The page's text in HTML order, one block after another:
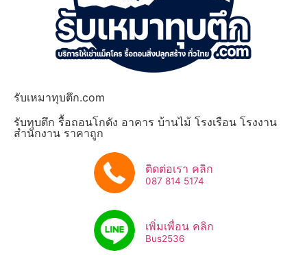
รับเหมาทุบตึก.com
รับทุบตึก รื้อถอนโกดัง อาคาร บ้านไม้ โรงเรือน โรงงาน
สำนักงาน ราคาถูก
ติดต่อเรา คลิก
087 814 5174
เพิ่มเพื่อน คลิก
Bus2536​